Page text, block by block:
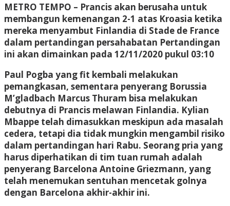
METRO TEMPO – Prancis akan berusaha untuk
membangun kemenangan 2-1 atas Kroasia ketika
mereka menyambut Finlandia di Stade de France
dalam pertandingan persahabatan Pertandingan
ini akan dimainkan pada 12/11/2020 pukul 03:10
Paul Pogba yang fit kembali melakukan
pemangkasan, sementara penyerang Borussia
M’gladbach Marcus Thuram bisa melakukan
debutnya di Prancis melawan Finlandia. Kylian
Mbappe telah dimasukkan meskipun ada masalah
cedera, tetapi dia tidak mungkin mengambil risiko
dalam pertandingan hari Rabu. Seorang pria yang
harus diperhatikan di tim tuan rumah adalah
penyerang Barcelona Antoine Griezmann, yang
telah menemukan sentuhan mencetak golnya
dengan Barcelona akhir-akhir ini.